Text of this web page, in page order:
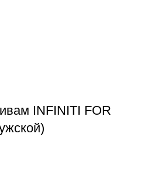
INFINITI FOR